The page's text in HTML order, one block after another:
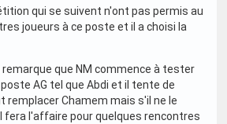
qui se suivent n'ont pas permis au
joueurs à ce poste et il a choisi la
que NM commence à tester
AG tel que Abdi et il tente de
remplacer Chamem mais s'il ne le
fera l'affaire pour quelques rencontres